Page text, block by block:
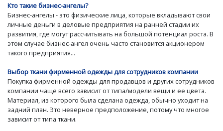
Кто такие бизнес-ангелы?
Бизнес-ангелы - это физические лица, которые вкладывают свои
личные деньги в деловые предприятия на ранней стадии их
развития, где могут рассчитывать на большой потенциал роста. В
этом случае бизнес-ангел очень часто становится акционером
такого предприятия...
Выбор ткани фирменной одежды для сотрудников компании
Покупка фирменной одежды для продавцов и других сотрудников
компании чаще всего зависит от типа/модели вещи и ее цвета.
Материал, из которого была сделана одежда, обычно уходит на
задний план. Это неверное предположение, потому что многое
зависит от типа ткани.